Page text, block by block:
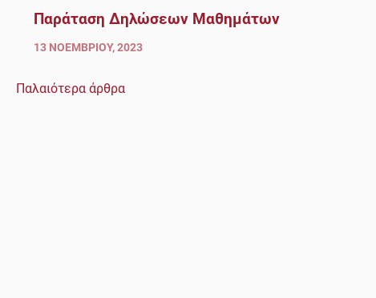
Παράταση Δηλώσεων Μαθημάτων
13 ΝΟΕΜΒΡΊΟΥ, 2023
Πλοήγηση
Παλαιότερα άρθρα